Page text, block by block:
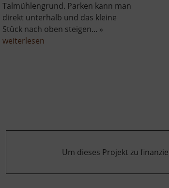
Talmühlengrund. Parken kann man
direkt unterhalb und das kleine
Stück nach oben steigen... »
weiterlesen
Um dieses Projekt zu